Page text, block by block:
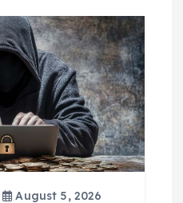
August 5, 2026